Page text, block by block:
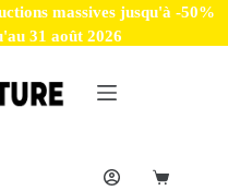
massives jusqu'à -50%
31 août 2026